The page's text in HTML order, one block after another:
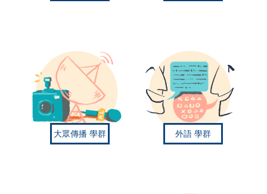
大眾傳播 學群 外語 學群